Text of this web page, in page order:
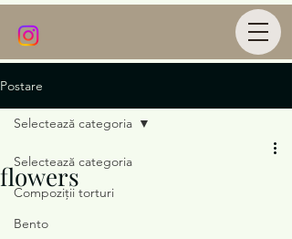
Postare
Selectează categoria
Compoziții torturi
Bento
Selectează categoria
flowers